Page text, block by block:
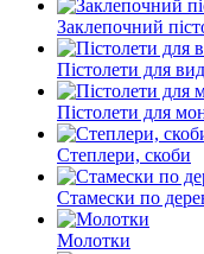
Заклепочний
Пістолети для
Пістолети для
Степлери, скоби
Стамески по
Молотки